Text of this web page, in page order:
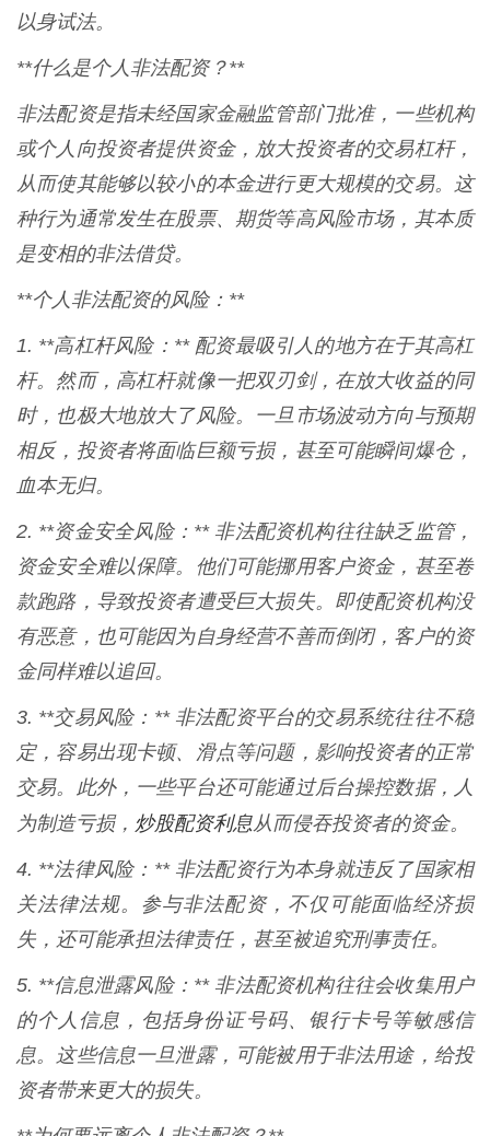
以身试法。
**什么是个人非法配资？**
非法配资是指未经国家金融监管部门批准，一些机构
或个人向投资者提供资金，放大投资者的交易杠杆，
从而使其能够以较小的本金进行更大规模的交易。这
种行为通常发生在股票、期货等高风险市场，其本质
是变相的非法借贷。
**个人非法配资的风险：**
1. **高杠杆风险：** 配资最吸引人的地方在于其高杠
杆。然而，高杠杆就像一把双刃剑，在放大收益的同
时，也极大地放大了风险。一旦市场波动方向与预期
相反，投资者将面临巨额亏损，甚至可能瞬间爆仓，
血本无归。
2. **资金安全风险：** 非法配资机构往往缺乏监管，
资金安全难以保障。他们可能挪用客户资金，甚至卷
款跑路，导致投资者遭受巨大损失。即使配资机构没
有恶意，也可能因为自身经营不善而倒闭，客户的资
金同样难以追回。
3. **交易风险：** 非法配资平台的交易系统往往不稳
定，容易出现卡顿、滑点等问题，影响投资者的正常
交易。此外，一些平台还可能通过后台操控数据，人
为制造亏损， 炒股配资利息从而侵吞投资者的资金。
4. **法律风险：** 非法配资行为本身就违反了国家相
关法律法规。参与非法配资，不仅可能面临经济损
失，还可能承担法律责任，甚至被追究刑事责任。
5. **信息泄露风险：** 非法配资机构往往会收集用户
的个人信息，包括身份证号码、银行卡号等敏感信
息。这些信息一旦泄露，可能被用于非法用途，给投
资者带来更大的损失。